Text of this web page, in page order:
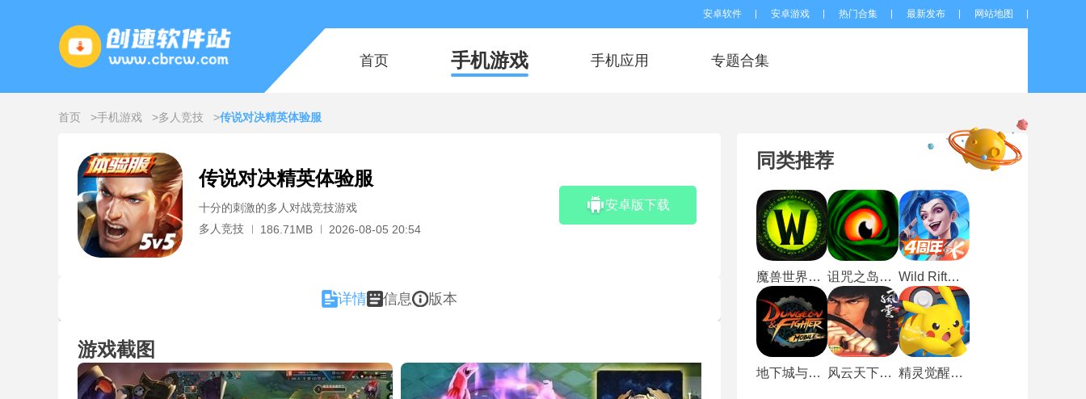
安卓软件 安卓游戏 热门合集 最新发布 网站地图
首页 手机游戏 手机应用 专题合集
首页 手机游戏 多人竞技 传说对决精英体验服
传说对决精英体验服
十分的刺激的多人对战竞技游戏
多人竞技
186.71MB 2026-08-05 20:54
安卓版下载
详情 信息 版本
游戏截图
同类推荐
魔兽世界怀旧服60版 诅咒之岛最新版 Wild Rift安卓版
地下城与勇士韩服 风云天下会无名版 精灵觉醒手机版